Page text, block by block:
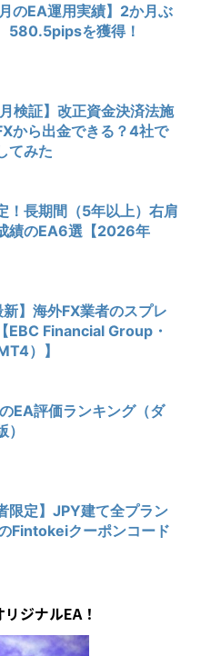
のEA運用実績】2か月ぶ
580.5pipsを獲得！
検証】改正資金決済法施
から出金できる？4社で
てみた
！長期間（5年以上）右肩
績のEA6選【2026年
新】海外FX業者のスプレ
EBC Financial Group・
）】
EA評価ランキング（ダ
限定】JPY建て全プラン
Fintokeiクーポンコード
ジナルEA！